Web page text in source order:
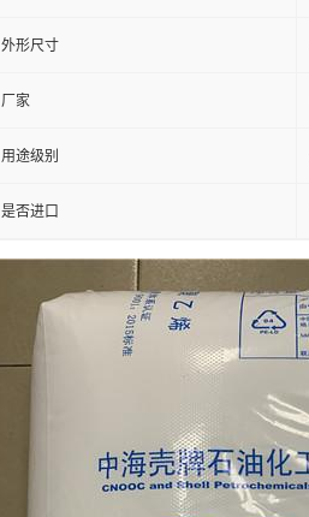
外形尺寸
厂家
用途级别
是否进口